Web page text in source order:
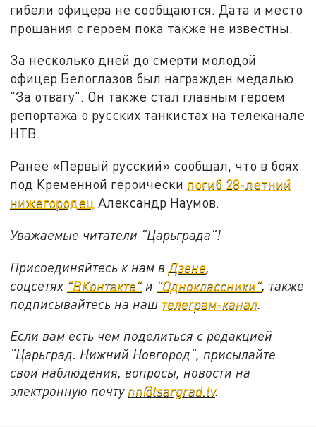
гибели офицера не сообщаются. Дата и место
прощания с героем пока также не известны.
За несколько дней до смерти молодой
офицер Белоглазов был награжден медалью
"За отвагу". Он также стал главным героем
репортажа о русских танкистах на телеканале
НТВ.
Ранее «Первый русский» сообщал, что в боях
под Кременной героически погиб 28-летний
нижегородец Александр Наумов.
Уважаемые читатели "Царьграда"!
Присоединяйтесь к нам в Дзене
соцсетях "ВКонтакте" и "Одноклассники" также
подписывайтесь на наш телеграм-канал
Если вам есть чем поделиться с редакцией
"Царьград. Нижний Новгород", присылайте
свои наблюдения, вопросы, новости на
электронную почту nn@tsargrad.tv.